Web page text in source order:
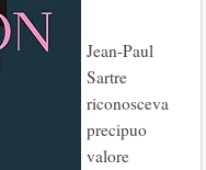
Jean-Paul
Sartre
riconosceva
precipuo
valore